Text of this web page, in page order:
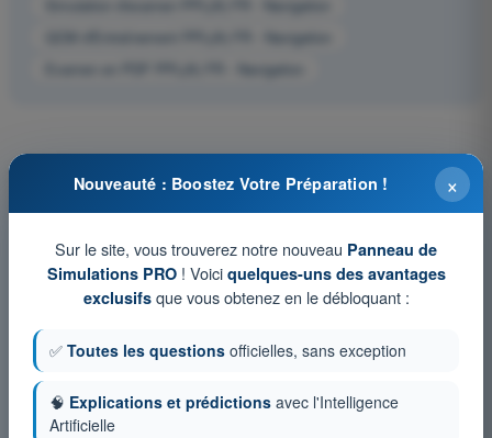
Simulation d'examen PPL(A) FR - Navigation
QCM d'Entraînement PPL(A) FR - Navigation
Examen en PDF PPL(A) FR - Navigation
×
Nouveauté : Boostez Votre Préparation !
Sur le site, vous trouverez notre nouveau Panneau de
Simulations PRO! Voici quelques-uns des avantages
exclusifsque vous obtenez en le débloquant :
✅ Toutes les questions officielles, sans exception
🧠 Explications et prédictions avec l'Intelligence
Artificielle